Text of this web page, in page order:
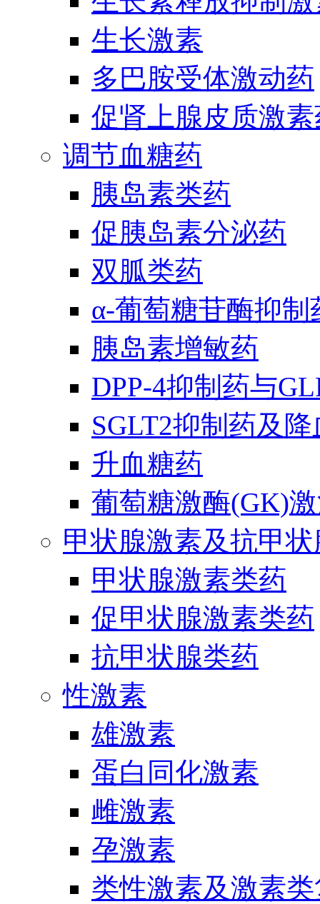
生长激素
多巴胺受体激动药
促肾上腺皮质激
调节血糖药
胰岛素类药
促胰岛素分泌药
双胍类药
α-葡萄糖苷酶抑制
胰岛素增敏药
DPP-4抑制药与
SGLT2抑制药及
升血糖药
葡萄糖激酶(GK)
甲状腺激素及抗甲
甲状腺激素类药
促甲状腺激素类药
抗甲状腺类药
性激素
雄激素
蛋白同化激素
雌激素
孕激素
类性激素及激素